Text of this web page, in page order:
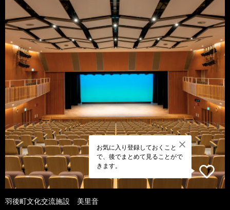
お気に入り登録しておくこと
で、後でまとめて見ることがで
きます。
羽後町文化交流施設 美里音